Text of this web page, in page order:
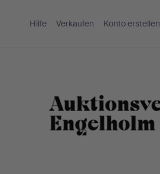
Hilfe Verkaufen Konto erstellen